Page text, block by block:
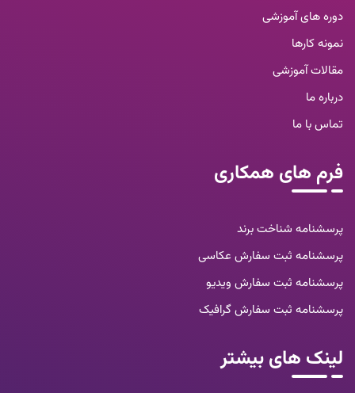
دوره های آموزشی
نمونه کارها
مقالات آموزشی
درباره ما
تماس با ما
فرم های همکاری
پرسشنامه شناخت برند
پرسشنامه ثبت سفارش عکاسی
پرسشنامه ثبت سفارش ویدیو
پرسشنامه ثبت سفارش گرافیک
لینک های بیشتر